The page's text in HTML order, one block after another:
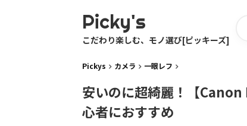
Picky's
こだわり楽しむ、モノ選び[ピッキーズ]
Pickys カメラ 一眼レフ
安いのに超綺麗！【
心者におすすめ